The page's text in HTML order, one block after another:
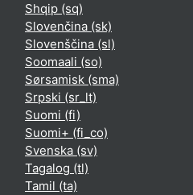
Shqip ‎(sq)‎
Slovenčina ‎(sk)‎
Slovenščina ‎(sl)‎
Soomaali ‎(so)‎
Sørsamisk ‎(sma)‎
Srpski ‎(sr_lt)‎
Suomi ‎(fi)‎
Suomi+ ‎(fi_co)‎
Svenska ‎(sv)‎
Tagalog ‎(tl)‎
Tamil ‎(ta)‎